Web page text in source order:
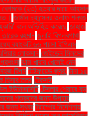
বেগমকে (২৩) হত্যার দায়ে আহসান
জার্মান চ্যান্সেলর ওলাফ শলৎজ
বলে অভিহিত করেছে জাহাজ
রহমান জুলাই বিপ্লবগাথা
ব্যাংকটি ৬৬ পয়সা ইপিএস
লোকসান জেইডেন সিলসের
ঝাল খাবার খেলেই মেদ
টিপস টাইফয়েড জ্বর: টানা ১৫
হিসাব তলব টেকসই
ইউনিভার্সিটি টেসলার শেয়ারে বড়
শত্রুদের জন্য উপহার
জন্য সুখবর ট্রাম্পের নির্দেশনায়